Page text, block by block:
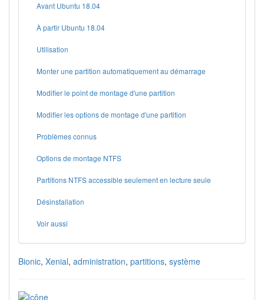
Avant Ubuntu 18.04
À partir Ubuntu 18.04
Utilisation
Monter une partition automatiquement au démarrage
Modifier le point de montage d'une partition
Modifier les options de montage d'une partition
Problèmes connus
Options de montage NTFS
Partitions NTFS accessible seulement en lecture seule
Désinstallation
Voir aussi
Bionic, Xenial, administration, partitions, système